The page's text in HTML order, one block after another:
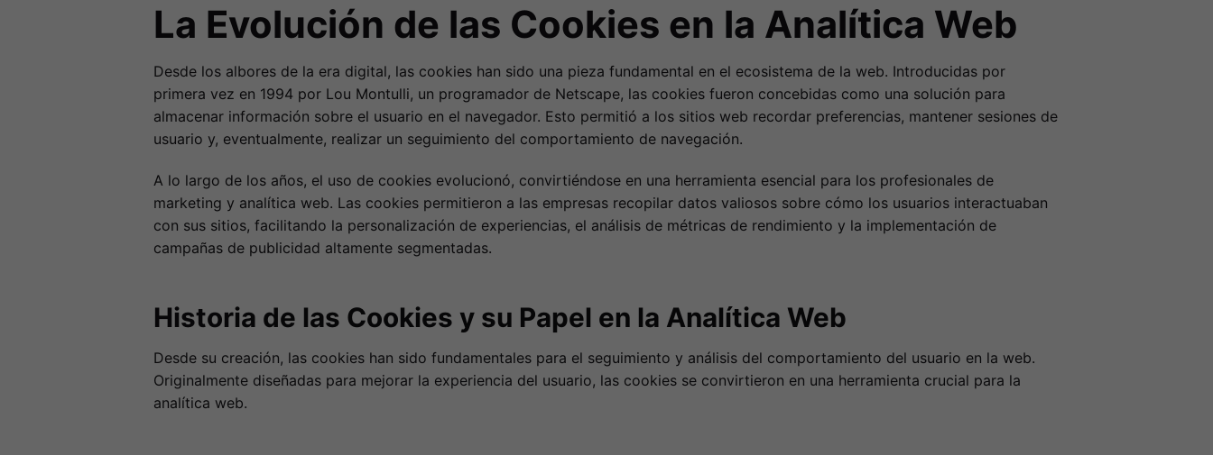
La Evolución de las Cookies en la Analítica Web
Desde los albores de la era digital, las cookies han sido una pieza fundamental en el ecosistema de la web. Introducidas por
primera vez en 1994 por Lou Montulli, un programador de Netscape, las cookies fueron concebidas como una solución para
almacenar información sobre el usuario en el navegador. Esto permitió a los sitios web recordar preferencias, mantener sesiones de
usuario y, eventualmente, realizar un seguimiento del comportamiento de navegación.
A lo largo de los años, el uso de cookies evolucionó, convirtiéndose en una herramienta esencial para los profesionales de
marketing y analítica web. Las cookies permitieron a las empresas recopilar datos valiosos sobre cómo los usuarios interactuaban
con sus sitios, facilitando la personalización de experiencias, el análisis de métricas de rendimiento y la implementación de
campañas de publicidad altamente segmentadas.
Historia de las Cookies y su Papel en la Analítica Web
Desde su creación, las cookies han sido fundamentales para el seguimiento y análisis del comportamiento del usuario en la web.
Originalmente diseñadas para mejorar la experiencia del usuario, las cookies se convirtieron en una herramienta crucial para la
analítica web.